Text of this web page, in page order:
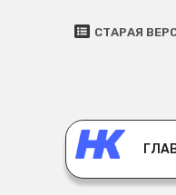
СТАРАЯ